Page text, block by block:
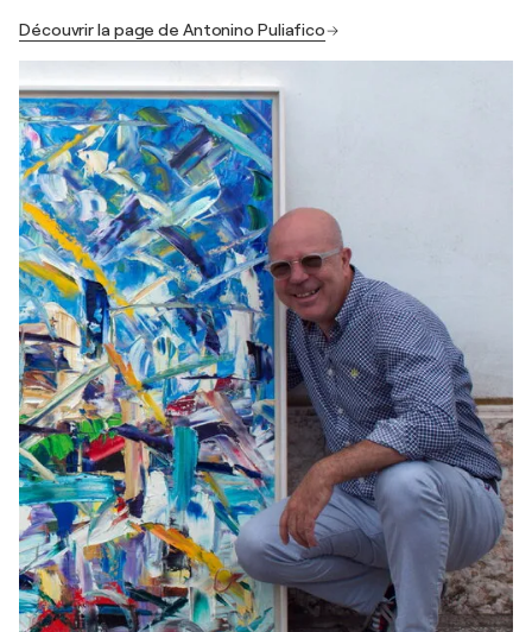
Découvrir la page de Antonino Puliafico